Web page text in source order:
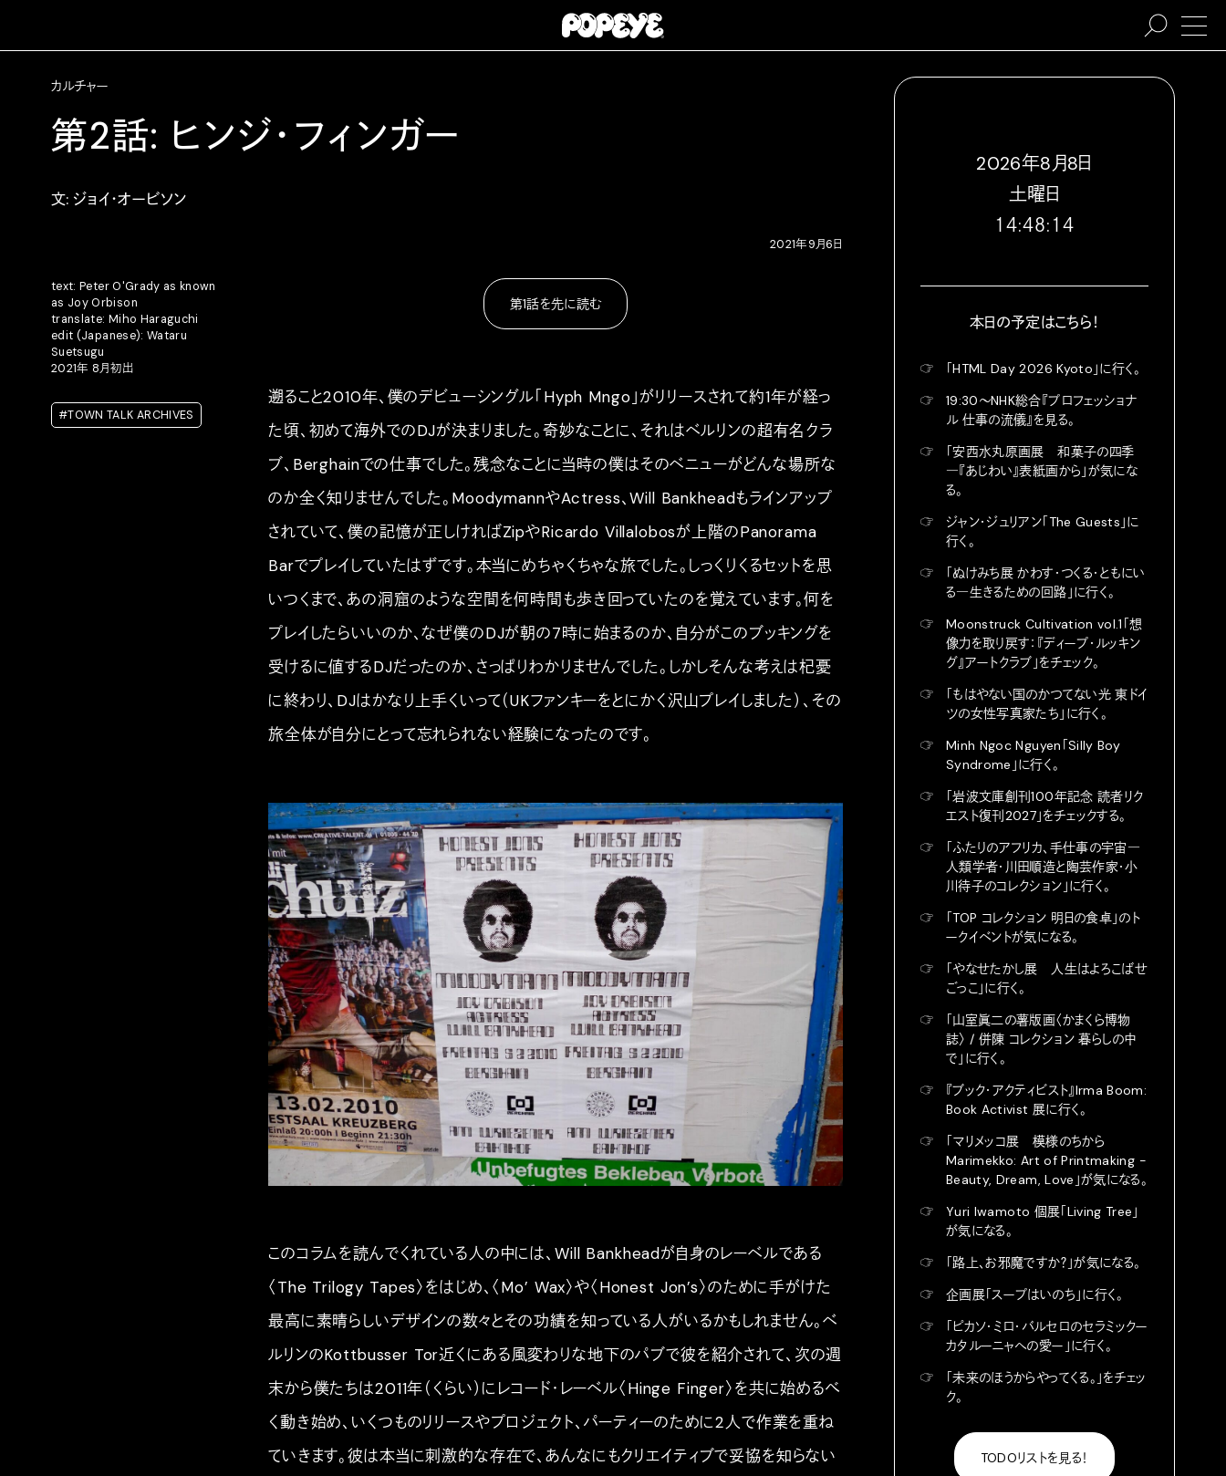
カルチャー
第2話: ヒンジ・フィンガー
文: ジョイ・オービソン
2021年9月6日
text: Peter O'Grady as known
as Joy Orbison
translate: Miho Haraguchi
edit (Japanese): Wataru
Suetsugu
2021年 8月初出
#TOWN TALK ARCHIVES
第1話を先に読む
遡ること2010年、僕のデビューシングル「Hyph Mngo」がリリースされて約1年が経っ
た頃、初めて海外でのDJが決まりました。奇妙なことに、それはベルリンの超有名クラ
ブ、Berghainでの仕事でした。残念なことに当時の僕はそのベニューがどんな場所な
のか全く知りませんでした。MoodymannやActress、Will Bankheadもラインアップ
されていて、僕の記憶が正しければZipやRicardo Villalobosが上階のPanorama
Barでプレイしていたはずです。本当にめちゃくちゃな旅でした。しっくりくるセットを思
いつくまで、あの洞窟のような空間を何時間も歩き回っていたのを覚えています。何を
プレイしたらいいのか、なぜ僕のDJが朝の7時に始まるのか、自分がこのブッキングを
受けるに値するDJだったのか、さっぱりわかりませんでした。しかしそんな考えは杞憂
に終わり、DJはかなり上手くいって（UKファンキーをとにかく沢山プレイしました）、その
旅全体が自分にとって忘れられない経験になったのです。
このコラムを読んでくれている人の中には、Will Bankheadが自身のレーベルである
〈The Trilogy Tapes〉をはじめ、〈Mo’ Wax〉や〈Honest Jon’s〉のために手がけた
最高に素晴らしいデザインの数々とその功績を知っている人がいるかもしれません。ベ
ルリンのKottbusser Tor近くにある風変わりな地下のパブで彼を紹介されて、次の週
末から僕たちは2011年（くらい）にレコード・レーベル〈Hinge Finger〉を共に始めるべ
く動き始め、いくつものリリースやプロジェクト、パーティーのために2人で作業を重ね
ていきます。彼は本当に刺激的な存在で、あんなにもクリエイティブで妥協を知らない
2026年8月8日
土曜日
１４:４８:１５
本日の予定はこちら！
☞
「HTML Day 2026 Kyoto」に行く。
☞
19:30〜NHK総合『プロフェッショナ
ル 仕事の流儀』を見る。
☞
「安西水丸原画展 和菓子の四季
―『あじわい』表紙画から」が気にな
る。
☞
ジャン・ジュリアン「The Guests」に
行く。
☞
「ぬけみち展 かわす・つくる・ともにい
る―生きるための回路」に行く。
☞
Moonstruck Cultivation vol.1「想
像力を取り戻す：『ディープ・ルッキン
グ』アートクラブ」をチェック。
☞
「もはやない国のかつてない光 東ドイ
ツの女性写真家たち」に行く。
☞
Minh Ngoc Nguyen「Silly Boy
Syndrome」に行く。
☞
「岩波文庫創刊100年記念 読者リク
エスト復刊2027」をチェックする。
☞
「ふたりのアフリカ、手仕事の宇宙―
人類学者・川田順造と陶芸作家・小
川待子のコレクション」に行く。
☞
「TOP コレクション 明日の食卓」のト
ークイベントが気になる。
☞
「やなせたかし展 人生はよろこばせ
ごっこ」に行く。
☞
「山室眞二の薯版画〈かまくら博物
誌〉 / 併陳 コレクション 暮らしの中
で」に行く。
☞
『ブック・アクティビスト』Irma Boom:
Book Activist 展に行く。
☞
「マリメッコ展 模様のちから
Marimekko: Art of Printmaking -
Beauty, Dream, Love」が気になる。
☞
Yuri Iwamoto 個展「Living Tree」
が気になる。
☞
「路上、お邪魔ですか？」が気になる。
☞
企画展「スープはいのち」に行く。
☞
「ピカソ・ミロ・バルセロのセラミックー
カタルーニャへの愛ー」に行く。
☞
「未来のほうからやってくる。」をチェッ
ク。
TODOリストを見る！